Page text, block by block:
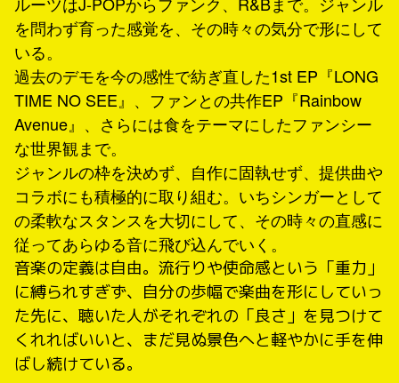
を問わず育った感覚を、その時々の気分で形にして
いる。
過去のデモを今の感性で紡ぎ直した1st EP『LONG
TIME NO SEE』、ファンとの共作EP『Rainbow
Avenue』、さらには食をテーマにしたファンシー
な世界観まで。
ジャンルの枠を決めず、自作に固執せず、提供曲や
コラボにも積極的に取り組む。いちシンガーとして
の柔軟なスタンスを大切にして、その時々の直感に
従ってあらゆる音に飛び込んでいく。
音楽の定義は自由。流行りや使命感という「重力」
に縛られすぎず、自分の歩幅で楽曲を形にしていっ
た先に、聴いた人がそれぞれの「良さ」を見つけて
くれればいいと、まだ見ぬ景色へと軽やかに手を伸
ばし続けている。